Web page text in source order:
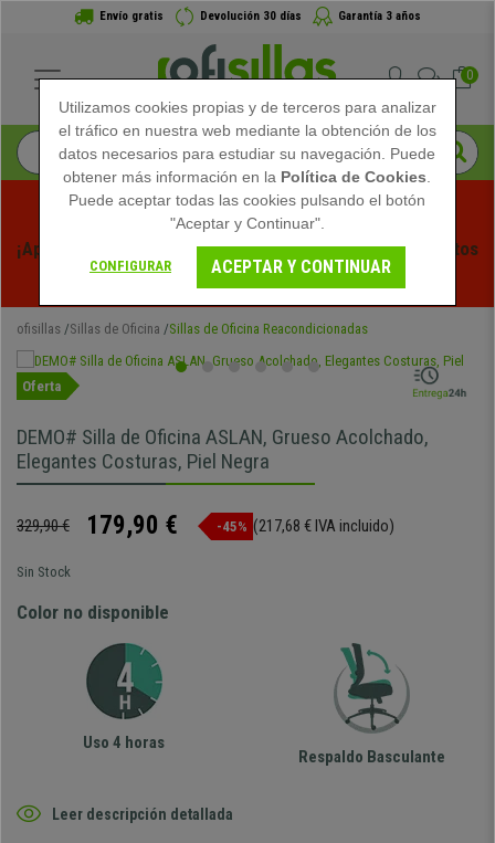
Envío gratis Devolución 30 días Garantía 3 años
0
¡Aprovecha las Rebajas de Verano en Ofisillas! Descuentos
Exclusivos por Tiempo Limitado - Ver Promo
ofisillas Sillas de Oficina Sillas de Oficina Reacondicionadas
Oferta
DEMO# Silla de Oficina ASLAN, Grueso Acolchado,
Elegantes Costuras, Piel Negra
329,90 € 179,90 € -45% (217,68 € IVA incluido)
Sin Stock
Color no disponible
Uso 4 horas
Respaldo Basculante
Leer descripción detallada
Utilizamos cookies propias y de terceros para analizar
el tráfico en nuestra web mediante la obtención de los
datos necesarios para estudiar su navegación. Puede
obtener más información en la Política de Cookies
Puede aceptar todas las cookies pulsando el botón
"Aceptar y Continuar".
CONFIGURAR ACEPTAR Y CONTINUAR